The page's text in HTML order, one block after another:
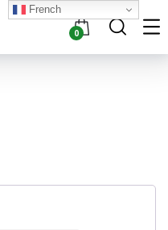
0
French